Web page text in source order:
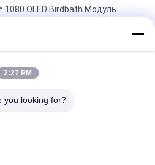
1080 OLED Birdbath Модуль
Monocular экрана гибкий
шлема AR
микро-, небольшой размер
2:27 PM
you looking for?